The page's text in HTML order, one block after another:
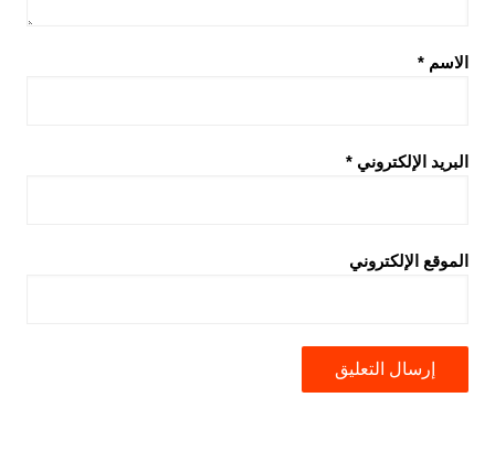
الاسم *
البريد الإلكتروني *
الموقع الإلكتروني